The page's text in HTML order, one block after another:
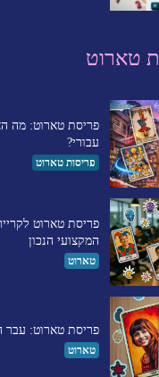
טארוט
פריסת טארוט: מה
עבורי?
פריסות טארוט
פריסת טארוט
המקצועי הנכון
טארוט
פריסת טארוט: עבר
טארוט